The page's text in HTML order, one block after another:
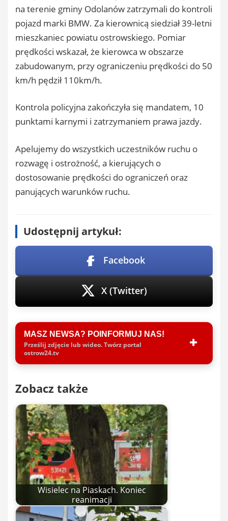
na terenie gminy Odolanów zatrzymali do kontroli
pojazd marki BMW. Za kierownicą siedział 39-letni
mieszkaniec powiatu ostrowskiego. Pomiar
prędkości wskazał, że kierowca w obszarze
zabudowanym, przy ograniczeniu prędkości do 50
km/h pędził 110km/h.
Kontrola policyjna zakończyła się mandatem, 10
punktami karnymi i zatrzymaniem prawa jazdy.
Apelujemy do wszystkich uczestników ruchu o
rozwagę i ostrożność, a kierujących o
dostosowanie prędkości do ograniczeń oraz
panujących warunków ruchu.
Udostępnij artykuł:
Facebook
X (Twitter)
MASZ NEWSA? POINFORMUJ NAS!
Prześlij zdjęcie lub wideo. Twórz portal
ostrow24.tv
Zobacz także
Wisielec na Piaskach. Koniec
reanimacji